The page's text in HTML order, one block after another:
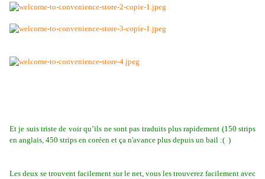
Et je suis triste de voir qu’ils ne sont pas traduits plus rapidement (150 strips
en anglais, 450 strips en coréen et ça n'avance plus depuis un bail :( )
Les deux se trouvent facilement sur le net, vous les trouverez facilement avec